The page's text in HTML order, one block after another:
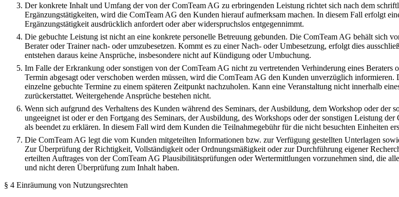
Der konkrete Inhalt und Umfang der von der ComTeam AG zu erbringenden Leistung richtet sich nach dem
Ergänzungstätigkeiten, wird die ComTeam AG den Kunden hierauf aufmerksam machen. In diesem Fall erfolgt
Ergänzungstätigkeit ausdrücklich anfordert oder aber widerspruchslos entgegennimmt.
Die gebuchte Leistung ist nicht an eine konkrete personelle Betreuung gebunden. Die ComTeam AG behält sich
Berater oder Trainer nach- oder umzubesetzen. Kommt es zu einer Nach- oder Umbesetzung, erfolgt dies
entstehen daraus keine Ansprüche, insbesondere nicht auf Kündigung oder Umbuchung.
Im Falle der Erkrankung oder sonstigen von der ComTeam AG nicht zu vertretenden Verhinderung eines
Termin abgesagt oder verschoben werden müssen, wird die ComTeam AG den Kunden unverzüglich
einzelne gebuchte Termine zu einem späteren Zeitpunkt nachzuholen. Kann eine Veranstaltung nicht innerhalb
zurückerstattet. Weitergehende Ansprüche bestehen nicht.
Wenn sich aufgrund des Verhaltens des Kunden während des Seminars, der Ausbildung, dem Workshop oder
ungeeignet ist oder er den Fortgang des Seminars, der Ausbildung, des Workshops oder der sonstigen Leistung
als beendet zu erklären. In diesem Fall wird dem Kunden die Teilnahmegebühr für die nicht besuchten Einheiten
Die ComTeam AG legt die vom Kunden mitgeteilten Informationen bzw. zur Verfügung gestellten Unterlagen
Zur Überprüfung der Richtigkeit, Vollständigkeit oder Ordnungsmäßigkeit oder zur Durchführung eigener
erteilten Auftrages von der ComTeam AG Plausibilitätsprüfungen oder Wertermittlungen vorzunehmen sind, die
und nicht deren Überprüfung zum Inhalt haben.
§ 4 Einräumung von Nutzungsrechten